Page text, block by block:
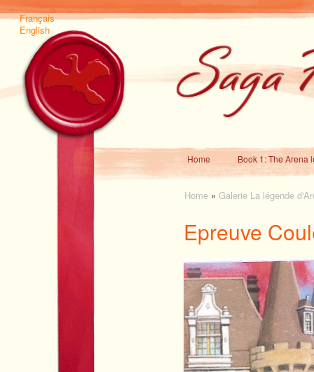
Français
English
Home Book 1: The Arena
Home » Galerie La légende
Epreuve